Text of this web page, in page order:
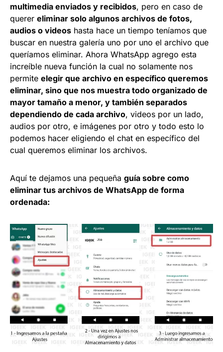
multimedia enviados y recibidos, pero en caso de
querer eliminar solo algunos archivos de fotos,
audios o videos hasta hace un tiempo teníamos que
buscar en nuestra galería uno por uno el archivo que
queríamos eliminar. Ahora WhatsApp agrego esta
increíble nueva función la cual no solamente nos
permite elegir que archivo en específico queremos
eliminar, sino que nos muestra todo organizado de
mayor tamaño a menor, y también separados
dependiendo de cada archivo, videos por un lado,
audios por otro, e imágenes por otro y todo esto lo
podemos hacer eligiendo el chat en específico del
cual queremos eliminar los archivos.
Aquí te dejamos una pequeña guía sobre como
eliminar tus archivos de WhatsApp de forma
ordenada: